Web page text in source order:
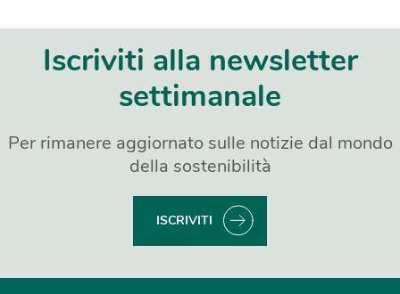
Iscriviti alla newsletter
settimanale
Per rimanere aggiornato sulle notizie dal mondo
della sostenibilità
ISCRIVITI